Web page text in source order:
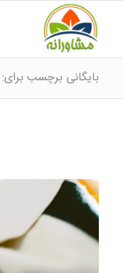
بایگانی برچسب